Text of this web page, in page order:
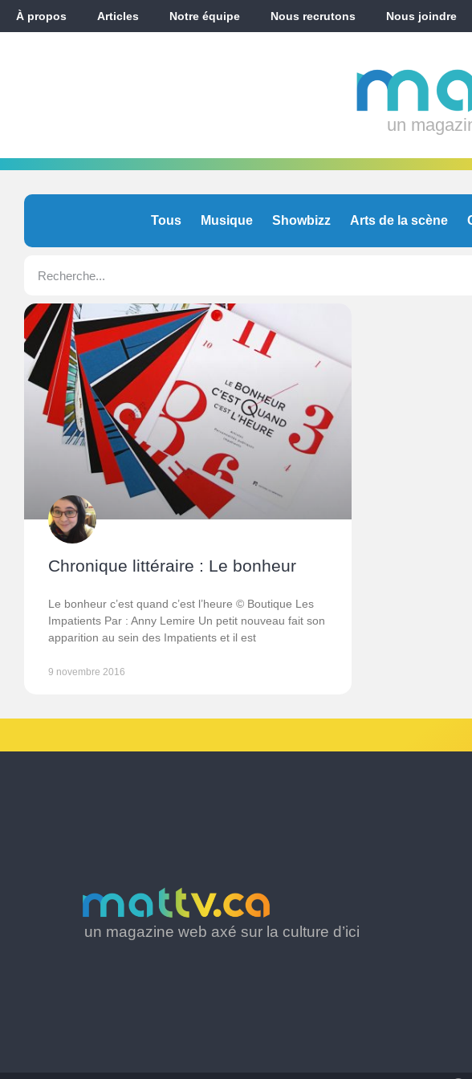
À propos Articles Notre équipe Nous recrutons Nous joindre
un
Tous Musique Showbizz Arts de la scène
Chronique littéraire : Le bonheur
Le bonheur c’est quand c’est l’heure © Boutique Les
Impatients Par : Anny Lemire Un petit nouveau fait son
apparition au sein des Impatients et il est
9 novembre 2016
un magazine web axé sur la culture d’ici